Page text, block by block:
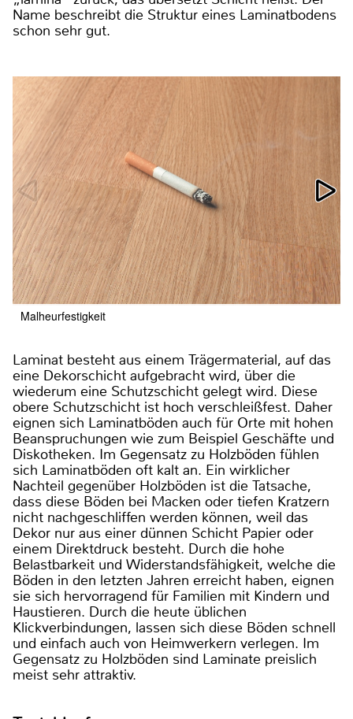
Name beschreibt die Struktur eines Laminatbodens
schon sehr gut.
Malheurfestigkeit
Laminat besteht aus einem Trägermaterial, auf das
eine Dekorschicht aufgebracht wird, über die
wiederum eine Schutzschicht gelegt wird. Diese
obere Schutzschicht ist hoch verschleißfest. Daher
eignen sich Laminatböden auch für Orte mit hohen
Beanspruchungen wie zum Beispiel Geschäfte und
Diskotheken. Im Gegensatz zu Holzböden fühlen
sich Laminatböden oft kalt an. Ein wirklicher
Nachteil gegenüber Holzböden ist die Tatsache,
dass diese Böden bei Macken oder tiefen Kratzern
nicht nachgeschliffen werden können, weil das
Dekor nur aus einer dünnen Schicht Papier oder
einem Direktdruck besteht. Durch die hohe
Belastbarkeit und Widerstandsfähigkeit, welche die
Böden in den letzten Jahren erreicht haben, eignen
sie sich hervorragend für Familien mit Kindern und
Haustieren. Durch die heute üblichen
Klickverbindungen, lassen sich diese Böden schnell
und einfach auch von Heimwerkern verlegen. Im
Gegensatz zu Holzböden sind Laminate preislich
meist sehr attraktiv.